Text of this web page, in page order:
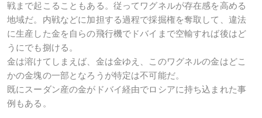
戦まで起こることもある。従ってワグネルが存在感を高める
地域だ。内戦などに加担する過程で採掘権を奪取して、違法
に生産した金を自らの飛行機でドバイまで空輸すれば後はど
うにでも捌ける。
金は溶けてしまえば、金は金ゆえ、このワグネルの金はどこ
かの金塊の一部となろうが特定は不可能だ。
既にスーダン産の金がドバイ経由でロシアに持ち込まれた事
例もある。